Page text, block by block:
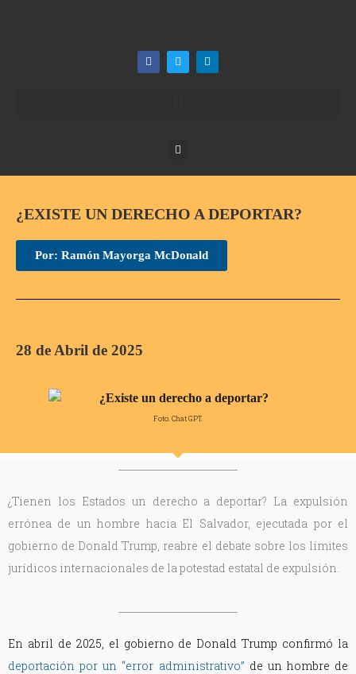
¿EXISTE UN DERECHO A DEPORTAR?
Por: Ramón Mayorga McDonald
28 de Abril de 2025
Foto. Chat GPT.
¿Tienen los Estados un derecho a deportar? La expulsión
errónea de un hombre hacia El Salvador, ejecutada por el
gobierno de Donald Trump, reabre el debate sobre los límites
jurídicos internacionales de la potestad estatal de expulsión.
En abril de 2025, el gobierno de Donald Trump confirmó la
deportación por un “error administrativo” de un hombre de